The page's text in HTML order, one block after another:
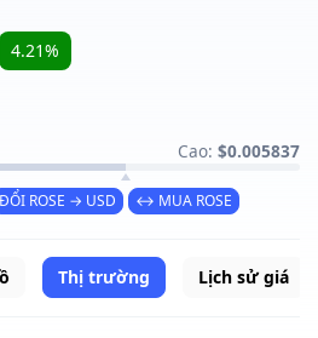
4.21%
Cao: $0.005837
ĐỔI ROSE → USD ↔ MUA ROSE
Thị trường Lịch sử giá